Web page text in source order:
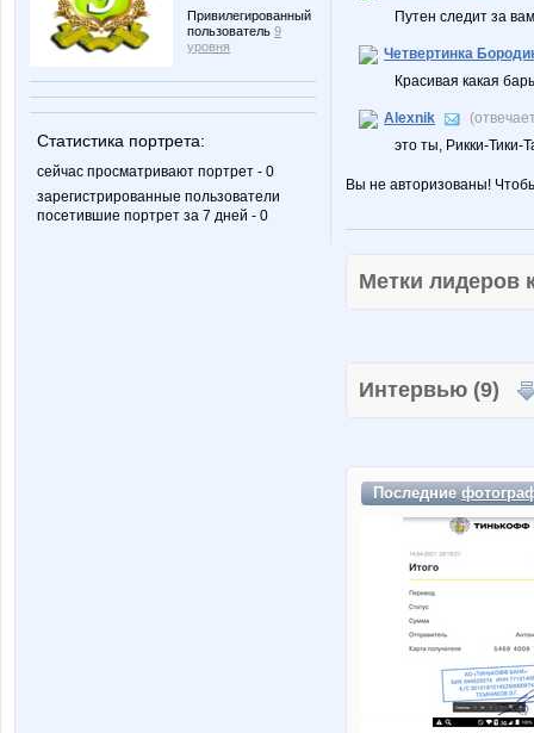
Привилегированный
пользователь 9
уровня
Статистика портрета:
сейчас просматривают портрет - 0
зарегистрированные пользователи
посетившие портрет за 7 дней - 0
Путен следит за
Четвертинка
Красивая какая
Alexnik
это ты, Рикки-Тики-
Вы не авторизованы!
Метки
Интервью (9)
Последние